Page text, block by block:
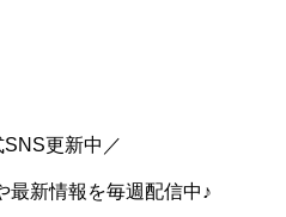
更新中／
最新情報を毎週配信中♪